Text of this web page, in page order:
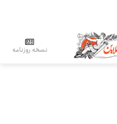
نسخه روزنامه